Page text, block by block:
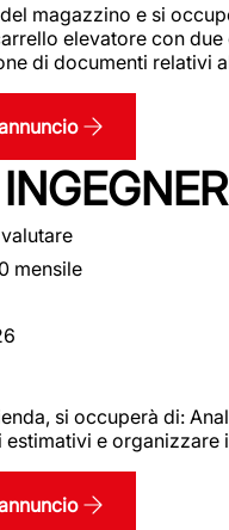
magazzino e si
elevatore con
di documenti relativi
mensile
si occuperà di:
e